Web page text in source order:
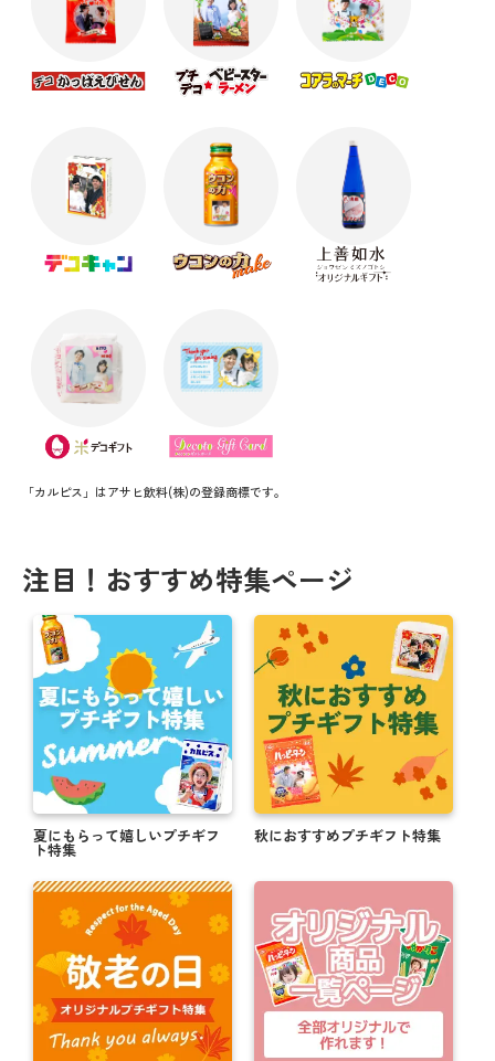
「カルピス」はアサヒ飲料(株)の登録商標です。
注目！おすすめ特集ページ
夏にもらって嬉しいプチギフ
ト特集
秋におすすめプチギフト特集